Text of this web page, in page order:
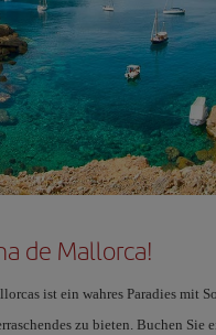
de Mallorca!
ist ein wahres Paradies mit
zu bieten. Buchen Sie